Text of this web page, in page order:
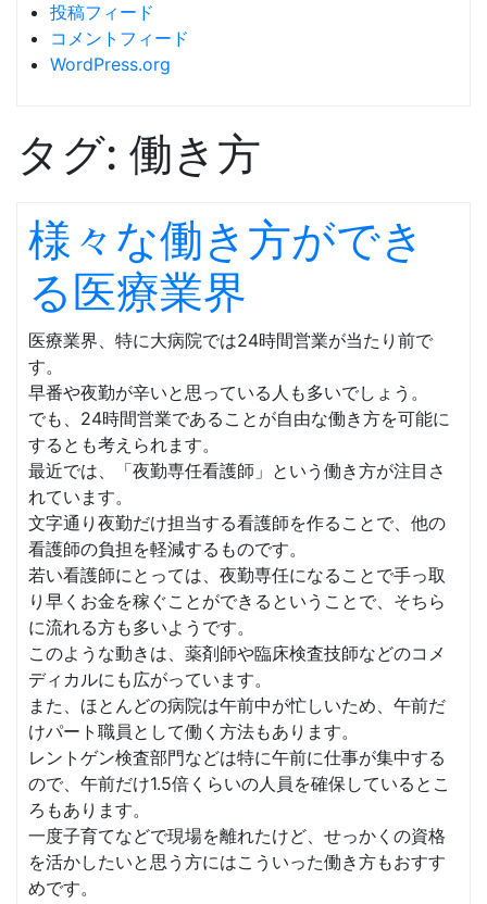
投稿フィード
コメントフィード
WordPress.org
タグ: 働き方
様々な働き方ができ
る医療業界
医療業界、特に大病院では24時間営業が当たり前で
す。
早番や夜勤が辛いと思っている人も多いでしょう。
でも、24時間営業であることが自由な働き方を可能に
するとも考えられます。
最近では、「夜勤専任看護師」という働き方が注目さ
れています。
文字通り夜勤だけ担当する看護師を作ることで、他の
看護師の負担を軽減するものです。
若い看護師にとっては、夜勤専任になることで手っ取
り早くお金を稼ぐことができるということで、そちら
に流れる方も多いようです。
このような動きは、薬剤師や臨床検査技師などのコメ
ディカルにも広がっています。
また、ほとんどの病院は午前中が忙しいため、午前だ
けパート職員として働く方法もあります。
レントゲン検査部門などは特に午前に仕事が集中する
ので、午前だけ1.5倍くらいの人員を確保しているとこ
ろもあります。
一度子育てなどで現場を離れたけど、せっかくの資格
を活かしたいと思う方にはこういった働き方もおすす
めです。